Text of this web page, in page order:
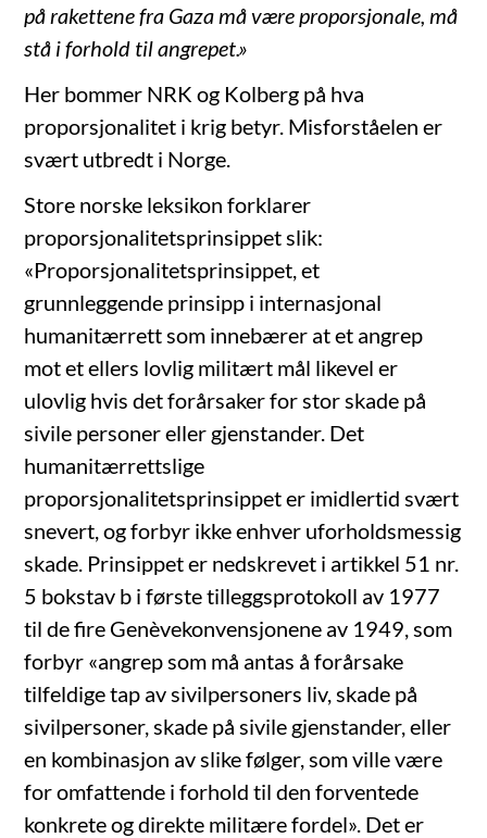
på rakettene fra Gaza må være proporsjonale, må
stå i forhold til angrepet.»
Her bommer NRK og Kolberg på hva
proporsjonalitet i krig betyr. Misforståelen er
svært utbredt i Norge.
Store norske leksikon forklarer
proporsjonalitetsprinsippet slik:
«Proporsjonalitetsprinsippet, et
grunnleggende prinsipp i internasjonal
humanitærrett som innebærer at et angrep
mot et ellers lovlig militært mål likevel er
ulovlig hvis det forårsaker for stor skade på
sivile personer eller gjenstander. Det
humanitærrettslige
proporsjonalitetsprinsippet er imidlertid svært
snevert, og forbyr ikke enhver uforholdsmessig
skade. Prinsippet er nedskrevet i artikkel 51 nr.
5 bokstav b i første tilleggsprotokoll av 1977
til de fire Genèvekonvensjonene av 1949, som
forbyr «angrep som må antas å forårsake
tilfeldige tap av sivilpersoners liv, skade på
sivilpersoner, skade på sivile gjenstander, eller
en kombinasjon av slike følger, som ville være
for omfattende i forhold til den forventede
konkrete og direkte militære fordel». Det er